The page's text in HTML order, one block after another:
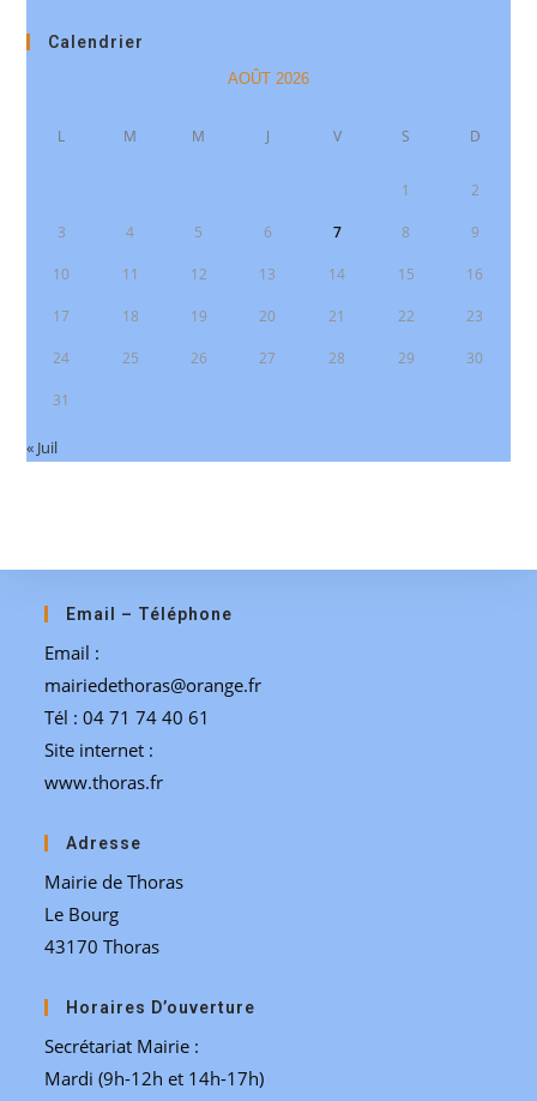
Calendrier
AOÛT 2026
L M M J V S D
1 2
3 4 5 6 7 8 9
10 11 12 13 14 15 16
17 18 19 20 21 22 23
24 25 26 27 28 29 30
31
« Juil
Email – Téléphone
Email :
mairiedethoras@orange.fr
Tél : 04 71 74 40 61
Site internet :
www.thoras.fr
Adresse
Mairie de Thoras
Le Bourg
43170 Thoras
Horaires D’ouverture
Secrétariat Mairie :
Mardi (9h-12h et 14h-17h)